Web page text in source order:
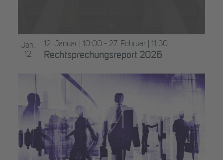
Jan.
12
Rechtsprechungsreport 2026
12. Januar | 10:00 - 27. Februar | 11:30